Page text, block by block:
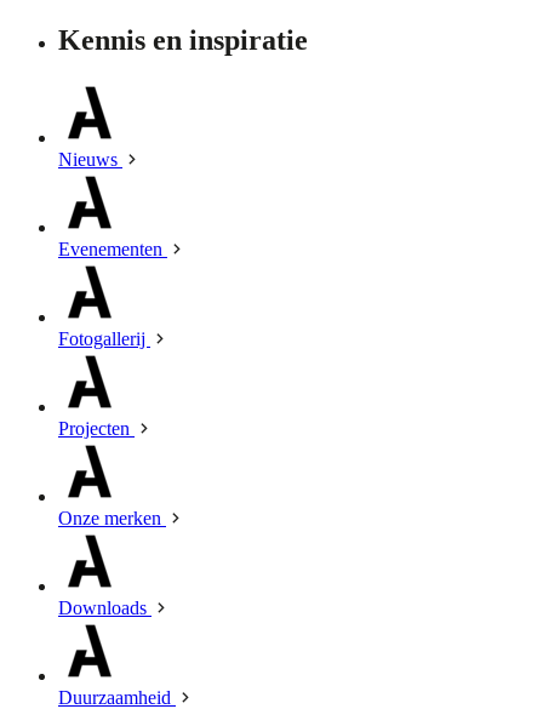
Kennis en inspiratie
Nieuws
Evenementen
Fotogallerij
Projecten
Onze merken
Downloads
Duurzaamheid